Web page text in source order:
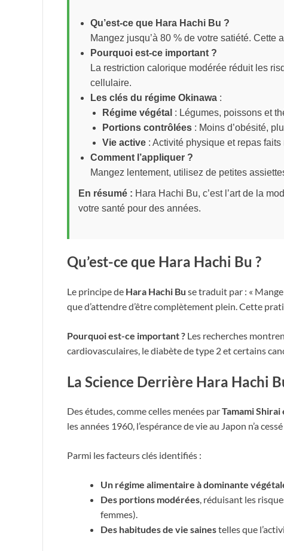
Qu’est-ce que Hara Hachi Bu ?
Mangez jusqu’à 80 % de votre satiété.
Pourquoi est-ce important ?
La restriction calorique modérée réduit les
cellulaire.
Les clés du régime Okinawa :
Régime végétal : Légumes, poissons et
Portions contrôlées : Moins d’obésité,
Vie active : Activité physique et repas
Comment l’appliquer ?
Mangez lentement, utilisez de petites
En résumé : Hara Hachi Bu, c’est l’art de la
votre santé pour des années.
Qu’est-ce que Hara Hachi Bu ?
Le principe de Hara Hachi Bu se traduit par : «
que d’attendre d’être complètement plein. Cette
Pourquoi est-ce important ? Les recherches
cardiovasculaires, le diabète de type 2 et certains
La Science Derrière Hara Hachi
Des études, comme celles menées parTamami
les années 1960, l’espérance de vie au Japon n’a
Parmi les facteurs clés identifiés :
Un régime alimentaire à dominante
Des portions modérées, réduisant les
femmes).
Des habitudes de vie sainestelles que